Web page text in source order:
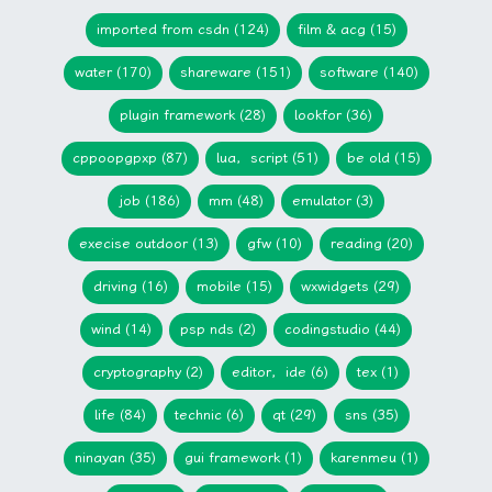
imported from csdn (124) film & acg (15)
water (170) shareware (151) software (140)
plugin framework (28) lookfor (36)
cppoopgpxp (87) lua，script (51) be old (15)
job (186) mm (48) emulator (3)
execise outdoor (13) gfw (10) reading (20)
driving (16) mobile (15) wxwidgets (29)
wind (14) psp nds (2) codingstudio (44)
cryptography (2) editor，ide (6) tex (1)
life (84) technic (6) qt (29) sns (35)
ninayan (35) gui framework (1) karenmeu (1)